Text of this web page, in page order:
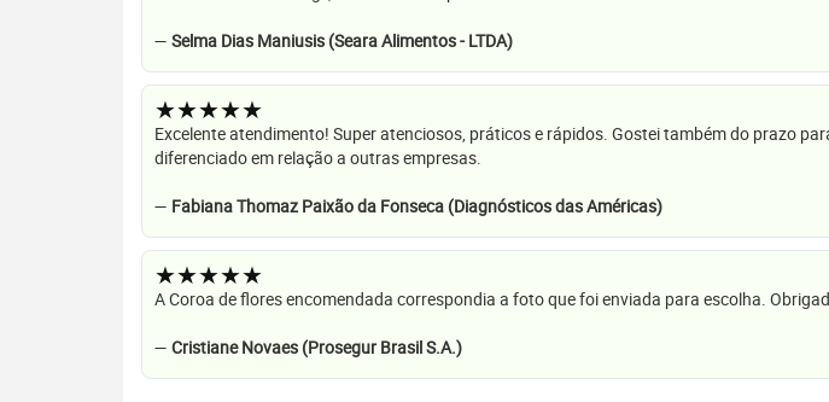
— Selma Dias Maniusis (Seara Alimentos - LTDA)
★★★★★
Excelente atendimento! Super atenciosos, práticos e rápidos. Gostei também do prazo
diferenciado em relação a outras empresas.
— Fabiana Thomaz Paixão da Fonseca (Diagnósticos das Américas)
★★★★★
A Coroa de flores encomendada correspondia a foto que foi enviada para escolha.
— Cristiane Novaes (Prosegur Brasil S.A.)